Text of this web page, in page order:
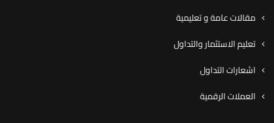
مقالات عامة و تعليمية
تعليم الاستثمار والتداول
اشعارات التداول
العملات الرقمية